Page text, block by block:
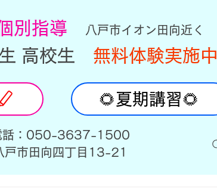
別指導 八戸市イオン田向近く
高校生 無料体験実施中
🌻夏期講習🌻
話：050-3637-1500
戸市田向四丁目13-21